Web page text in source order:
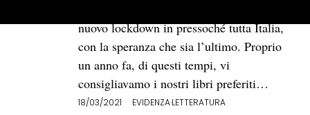
nuovo lockdown in pressoché tutta Italia,
con la speranza che sia l’ultimo. Proprio
un anno fa, di questi tempi, vi
consigliavamo i nostri libri preferiti…
18/03/2021 EVIDENZA·LETTERATURA